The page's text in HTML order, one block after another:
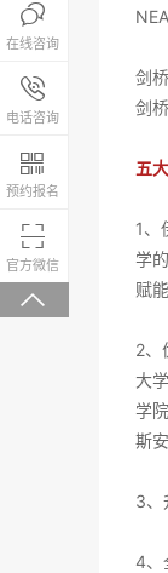
剑
剑
五
1、
学
赋
2、
大
学
斯
3、
4、

在线咨询

电话咨询
报名咨询
4008-

预约报名

官方微信 微信关
